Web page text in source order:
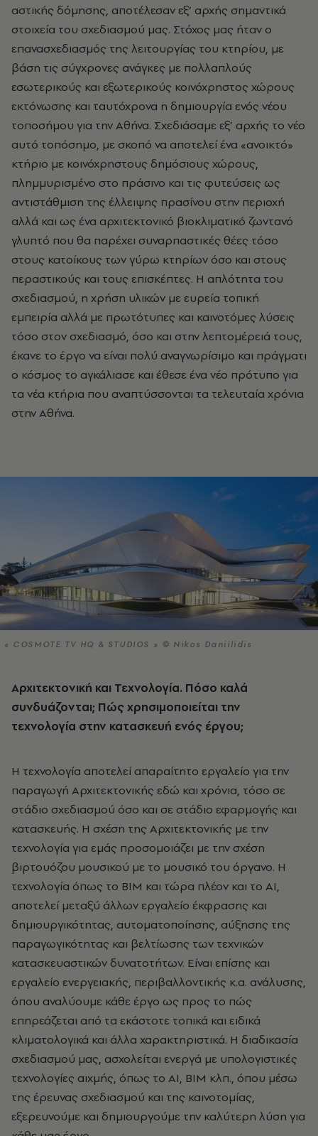
αστικής δόμησης, αποτέλεσαν εξ’ αρχής σημαντικά
στοιχεία του σχεδιασμού μας. Στόχος μας ήταν ο
επανασχεδιασμός της λειτουργίας του κτηρίου, με
βάση τις σύγχρονες ανάγκες με πολλαπλούς
εσωτερικούς και εξωτερικούς κοινόχρηστος χώρους
εκτόνωσης και ταυτόχρονα η δημιουργία ενός νέου
τοποσήμου για την Αθήνα. Σχεδιάσαμε εξ’ αρχής το νέο
αυτό τοπόσημο, με σκοπό να αποτελεί ένα «ανοικτό»
κτήριο με κοινόχρηστους δημόσιους χώρους,
πλημμυρισμένο στο πράσινο και τις φυτεύσεις ως
αντιστάθμιση της έλλειψης πρασίνου στην περιοχή
αλλά και ως ένα αρχιτεκτονικό βιοκλιματικό ζωντανό
γλυπτό που θα παρέχει συναρπαστικές θέες τόσο
στους κατοίκους των γύρω κτηρίων όσο και στους
περαστικούς και τους επισκέπτες. Η απλότητα του
σχεδιασμού, η χρήση υλικών με ευρεία τοπική
εμπειρία αλλά με πρωτότυπες και καινοτόμες λύσεις
τόσο στον σχεδιασμό, όσο και στην λεπτομέρειά τους,
έκανε το έργο να είναι πολύ αναγνωρίσιμο και πράγματι
ο κόσμος το αγκάλιασε και έθεσε ένα νέο πρότυπο για
τα νέα κτήρια που αναπτύσσονται τα τελευταία χρόνια
στην Αθήνα.
« COSMOTE TV HQ & STUDIOS » © Nikos Daniilidis
Αρχιτεκτονική και Τεχνολογία. Πόσο καλά
συνδυάζονται; Πώς χρησιμοποιείται την
τεχνολογία στην κατασκευή ενός έργου;
Η τεχνολογία αποτελεί απαραίτητο εργαλείο για την
παραγωγή Αρχιτεκτονικής εδώ και χρόνια, τόσο σε
στάδιο σχεδιασμού όσο και σε στάδιο εφαρμογής και
κατασκευής. Η σχέση της Αρχιτεκτονικής με την
τεχνολογία για εμάς προσομοιάζει με την σχέση
βιρτουόζου μουσικού με το μουσικό του όργανο. Η
τεχνολογία όπως το ΒΙΜ και τώρα πλέον και το ΑΙ,
αποτελεί μεταξύ άλλων εργαλείο έκφρασης και
δημιουργικότητας, αυτοματοποίησης, αύξησης της
παραγωγικότητας και βελτίωσης των τεχνικών
κατασκευαστικών δυνατοτήτων. Είναι επίσης και
εργαλείο ενεργειακής, περιβαλλοντικής κ.α. ανάλυσης,
όπου αναλύουμε κάθε έργο ως προς το πώς
επηρεάζεται από τα εκάστοτε τοπικά και ειδικά
κλιματολογικά και άλλα χαρακτηριστικά. Η διαδικασία
σχεδιασμού μας, ασχολείται ενεργά με υπολογιστικές
τεχνολογίες αιχμής, όπως το ΑΙ, ΒΙΜ κλπ., όπου μέσω
της έρευνας σχεδιασμού και της καινοτομίας,
εξερευνούμε και δημιουργούμε την καλύτερη λύση για